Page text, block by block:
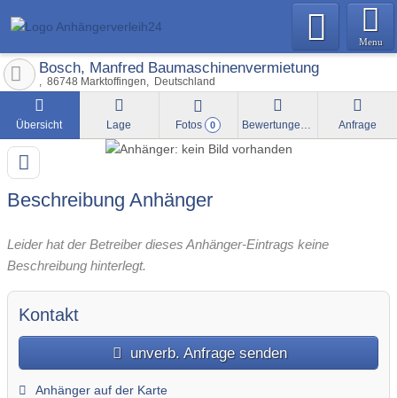
Menu
Bosch, Manfred Baumaschinenvermietung
86748 Marktoffingen Deutschland
Übersicht Lage Fotos 0 Bewertungen Anfrage
Beschreibung Anhänger
Leider hat der Betreiber dieses Anhänger-Eintrags keine
Beschreibung hinterlegt.
Kontakt
unverb. Anfrage senden
Anhänger auf der Karte